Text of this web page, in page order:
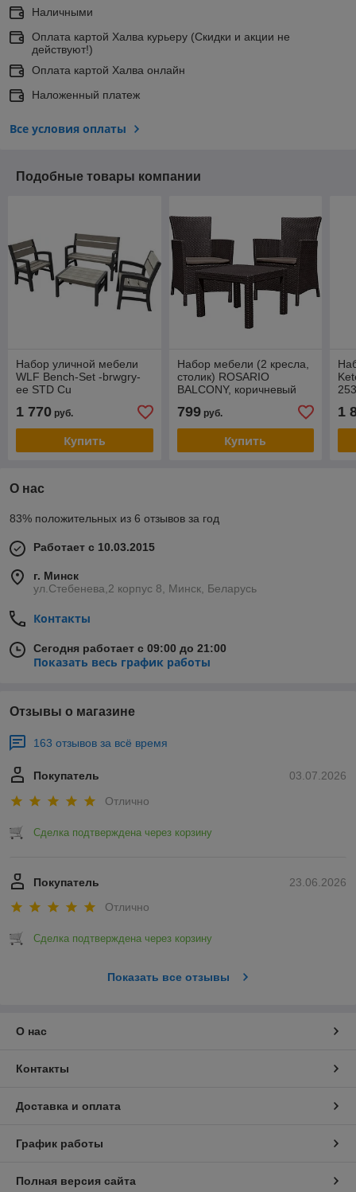
Наличными
Оплата картой Халва курьеру (Скидки и акции не
действуют!)
Оплата картой Халва онлайн
Наложенный платеж
Все условия оплаты
Подобные товары компании
Набор уличной мебели
WLF Bench-Set -brwgry-
ee STD Cu
1 770 руб.
Купить
Набор мебели (2 кресла,
столик) ROSARIO
BALCONY, коричневый
799руб.
Купить
1
О нас
83% положительных из 6 отзывов за год
Работает с 10.03.2015
г. Минск
ул.Стебенева,2 корпус 8, Минск, Беларусь
Контакты
Сегодня работает с 09:00 до 21:00
Показать весь график работы
Отзывы о магазине
163 отзывов за всё время
03.07.2026
Покупатель
Отлично
Сделка подтверждена через корзину
23.06.2026
Покупатель
Отлично
Сделка подтверждена через корзину
Показать все отзывы
О нас
Контакты
Доставка и оплата
График работы
Полная версия сайта